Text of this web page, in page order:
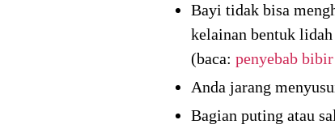
Bayi tidak bisa
kelainan bentuk
(baca: penyebab
Anda jarang
Bagian puting atau